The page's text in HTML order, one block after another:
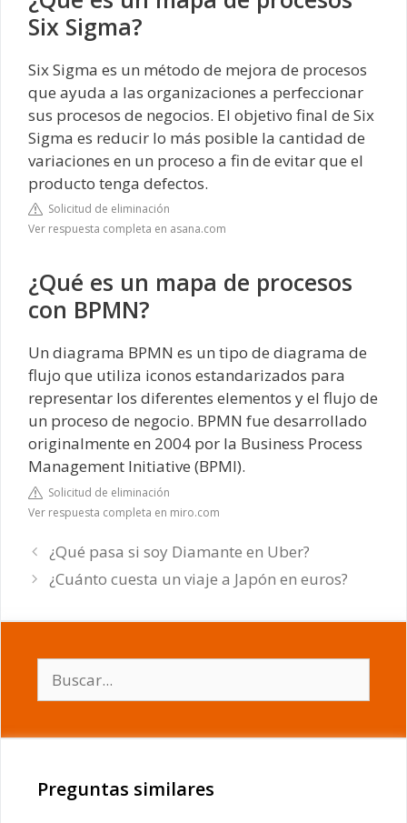
Six Sigma?
Six Sigma es un método de mejora de procesos
que ayuda a las organizaciones a perfeccionar
sus procesos de negocios. El objetivo final de Six
Sigma es reducir lo más posible la cantidad de
variaciones en un proceso a fin de evitar que el
producto tenga defectos.
Solicitud de eliminación
Ver respuesta completa en asana.com
¿Qué es un mapa de procesos
con BPMN?
Un diagrama BPMN es un tipo de diagrama de
flujo que utiliza iconos estandarizados para
representar los diferentes elementos y el flujo de
un proceso de negocio. BPMN fue desarrollado
originalmente en 2004 por la Business Process
Management Initiative (BPMI).
Solicitud de eliminación
Ver respuesta completa en miro.com
¿Qué pasa si soy Diamante en Uber?
¿Cuánto cuesta un viaje a Japón en euros?
Preguntas similares